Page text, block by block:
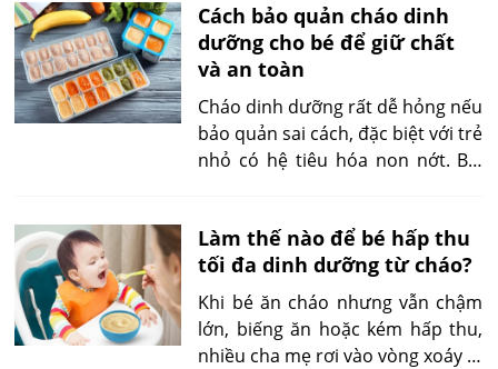
8 tháng thường ăn 1–2 bữa cháo;
trẻ 9–11 tháng có thể ăn 2–3 bữa;
từ 12 tháng, trẻ nên có 3 bữa
chính nhưng cần chuyển dần
sang cháo đặc, cơm nát và thức
ăn mềm của gia đình.
Cách bảo quản cháo dinh
dưỡng cho bé để giữ chất
và an toàn
Cháo dinh dưỡng rất dễ hỏng nếu
bảo quản sai cách, đặc biệt với trẻ
nhỏ có hệ tiêu hóa non nớt. Bài
bạn giữ nguyên dưỡng chất và an
toàn cho bé.
Làm thế nào để bé hấp thu
tối đa dinh dưỡng từ cháo?
Khi bé ăn cháo nhưng vẫn chậm
lớn, biếng ăn hoặc kém hấp thu,
nhiều cha mẹ rơi vào vòng xoáy lo